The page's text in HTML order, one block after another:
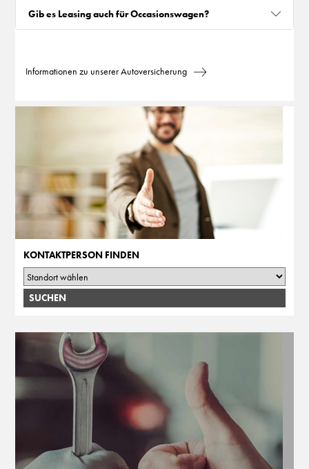
Gib es Leasing auch für Occasionswagen?
Informationen zu unserer Autoversicherung
KONTAKTPERSON FINDEN